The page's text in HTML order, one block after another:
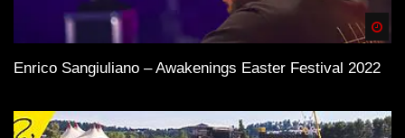
Enrico Sangiuliano – Awakenings Easter Festival 2022